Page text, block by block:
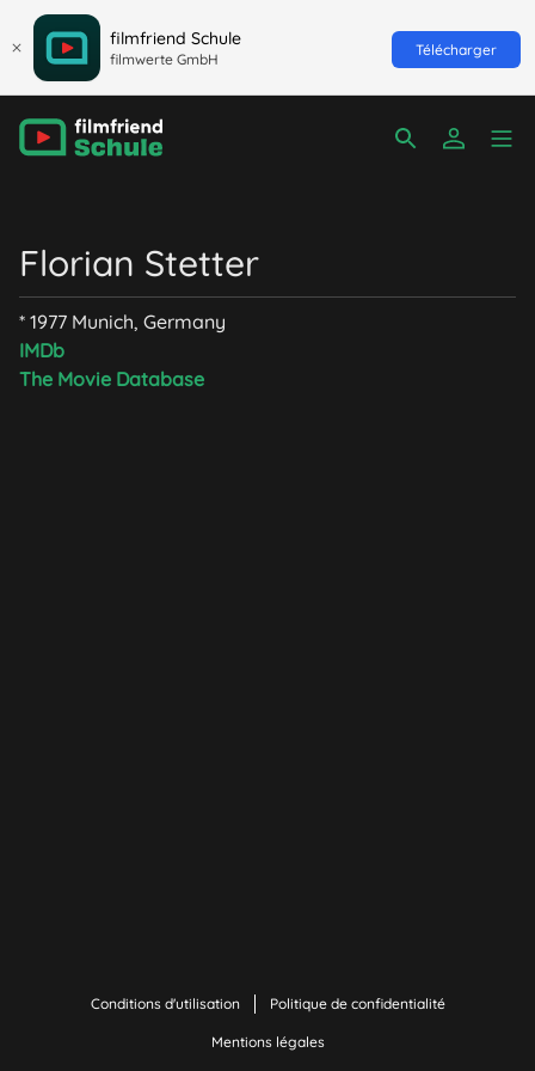
filmfriend Schule
filmwerte GmbH
Télécharger
Florian Stetter
* 1977 Munich, Germany
IMDb
The Movie Database
Conditions d'utilisation Politique de confidentialité
Mentions légales